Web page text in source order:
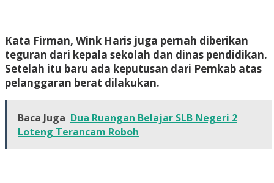
Kata Firman, Wink Haris juga pernah diberikan
teguran dari kepala sekolah dan dinas pendidikan.
Setelah itu baru ada keputusan dari Pemkab atas
pelanggaran berat dilakukan.
Baca Juga Dua Ruangan Belajar SLB Negeri 2
Loteng Terancam Roboh